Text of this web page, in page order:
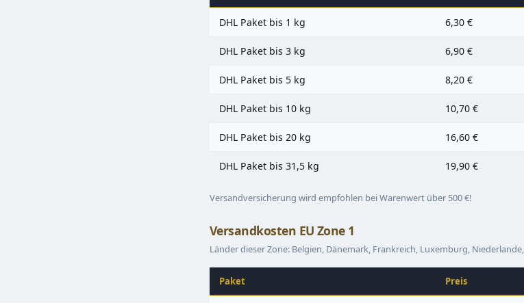
DHL Paket bis 1 kg 6,30 €
DHL Paket bis 3 kg 6,90 €
DHL Paket bis 5 kg 8,20 €
DHL Paket bis 10 kg 10,70 €
DHL Paket bis 20 kg 16,60 €
DHL Paket bis 31,5 kg 19,90 €
Versandversicherung wird empfohlen bei Warenwert über 500 €!
Versandkosten EU Zone 1
Länder dieser Zone: Belgien, Dänemark, Frankreich, Luxemburg,
Paket Preis